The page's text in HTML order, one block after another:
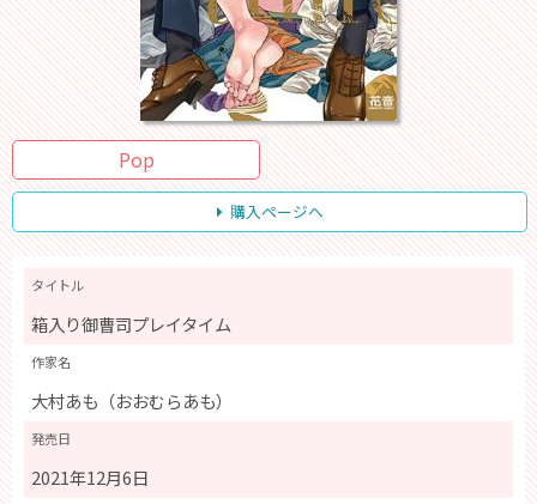
Pop
購入ページへ
タイトル
箱入り御曹司プレイタイム
作家名
大村あも（おおむらあも）
発売日
2021年12月6日